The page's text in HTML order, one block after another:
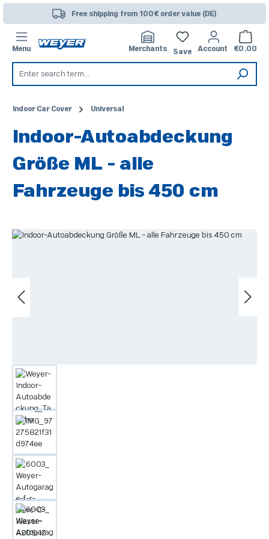
Skip to main contentFree shipping from 100€ order value (DE)
Menu Merchants Save Account €0.00
Indoor Car Cover Universal
Indoor-Autoabdeckung
Größe ML - alle
Fahrzeuge bis 450 cm
Skip image gallery